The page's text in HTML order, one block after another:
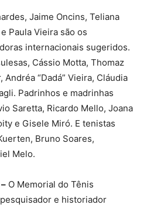
Jaime Oncins, Teliana
Paula Vieira são os
internacionais sugeridos.
Cássio Motta, Thomaz
“Dadá” Vieira, Cláudia
Padrinhos e madrinhas
Saretta, Ricardo Mello, Joana
e Gisele Miró. E tenistas
Bruno Soares,
Melo.
O Memorial do Tênis
e historiador